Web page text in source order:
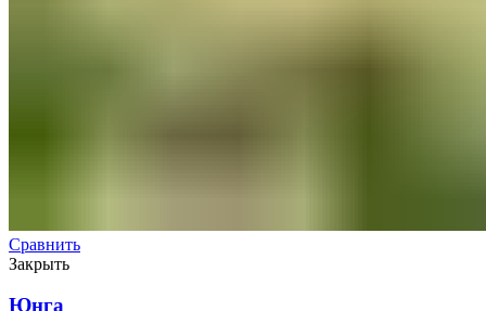
Сравнить
Закрыть
Юнга